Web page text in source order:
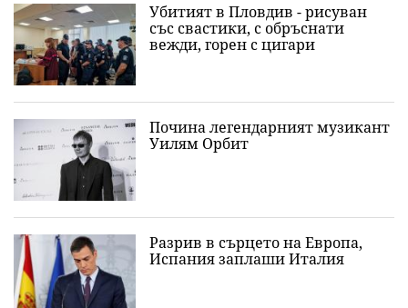
Убитият в Пловдив - рисуван
със свастики, с обръснати
вежди, горен с цигари
Почина легендарният музикант
Уилям Орбит
Разрив в сърцето на Европа,
Испания заплаши Италия